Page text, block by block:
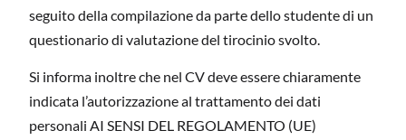
seguito della compilazione da parte dello studente di un
questionario di valutazione del tirocinio svolto.
Si informa inoltre che nel CV deve essere chiaramente
indicata l’autorizzazione al trattamento dei dati
personali AI SENSI DEL REGOLAMENTO (UE)